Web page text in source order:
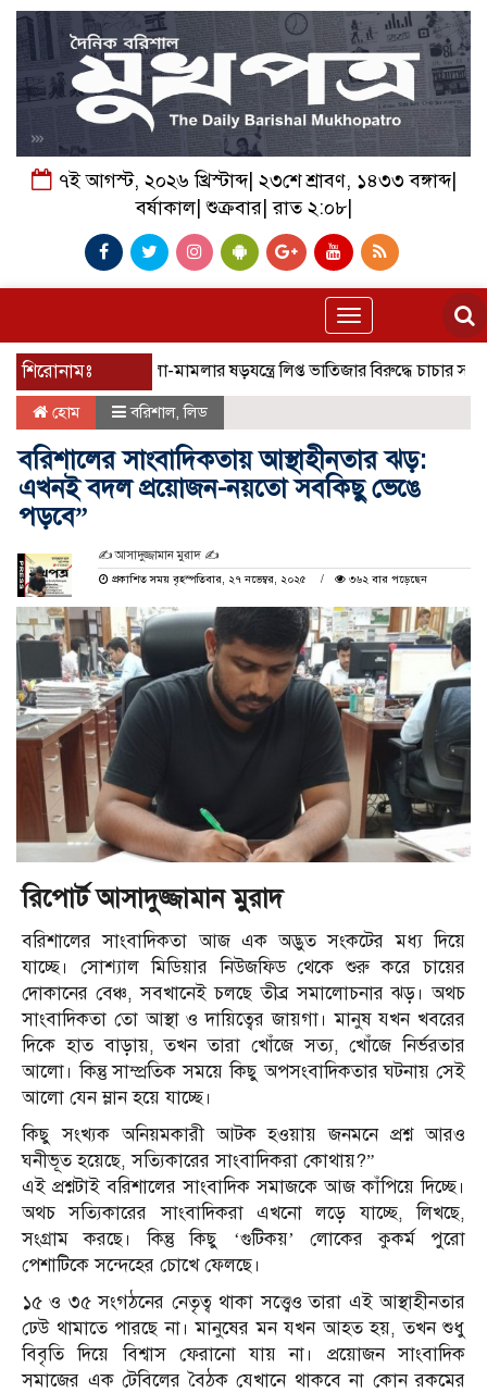
৭ই আগস্ট, ২০২৬ খ্রিস্টাব্দ| ২৩শে শ্রাবণ, ১৪৩৩ বঙ্গাব্দ|
বর্ষাকাল| শুক্রবার| রাত ২:০৮|
Toggle
navigation
শিরোনামঃ
দ্বন্দ্বে হামলা-মামলার ষড়যন্ত্রে লিপ্ত ভাতিজার বিরুদ্ধে চাচার সংবাদ
হোম বরিশাল,লিড
বরিশালের সাংবাদিকতায় আস্থাহীনতার ঝড়:
এখনই বদল প্রয়োজন-নয়তো সবকিছু ভেঙে
পড়বে”
✍️ আসাদুজ্জামান মুরাদ ✍
প্রকাশিত সময় বৃহস্পতিবার, ২৭ নভেম্বর, ২০২৫
৩৬২ বার পড়েছেন
রিপোর্ট আসাদুজ্জামান মুরাদ
বরিশালের সাংবাদিকতা আজ এক অদ্ভুত সংকটের মধ্য দিয়ে
যাচ্ছে। সোশ্যাল মিডিয়ার নিউজফিড থেকে শুরু করে চায়ের
দোকানের বেঞ্চ, সবখানেই চলছে তীব্র সমালোচনার ঝড়। অথচ
সাংবাদিকতা তো আস্থা ও দায়িত্বের জায়গা। মানুষ যখন খবরের
দিকে হাত বাড়ায়, তখন তারা খোঁজে সত্য, খোঁজে নির্ভরতার
আলো। কিন্তু সাম্প্রতিক সময়ে কিছু অপসংবাদিকতার ঘটনায় সেই
আলো যেন ম্লান হয়ে যাচ্ছে।
কিছু সংখ্যক অনিয়মকারী আটক হওয়ায় জনমনে প্রশ্ন আরও
ঘনীভূত হয়েছে, সত্যিকারের সাংবাদিকরা কোথায়?”
এই প্রশ্নটাই বরিশালের সাংবাদিক সমাজকে আজ কাঁপিয়ে দিচ্ছে।
অথচ সত্যিকারের সাংবাদিকরা এখনো লড়ে যাচ্ছে, লিখছে,
সংগ্রাম করছে। কিন্তু কিছু ‘গুটিকয়’ লোকের কুকর্ম পুরো
পেশাটিকে সন্দেহের চোখে ফেলছে।
১৫ ও ৩৫ সংগঠনের নেতৃত্ব থাকা সত্ত্বেও তারা এই আস্থাহীনতার
ঢেউ থামাতে পারছে না। মানুষের মন যখন আহত হয়, তখন শুধু
বিবৃতি দিয়ে বিশ্বাস ফেরানো যায় না। প্রয়োজন সাংবাদিক
সমাজের এক টেবিলের বৈঠক যেখানে থাকবে না কোন রকমের